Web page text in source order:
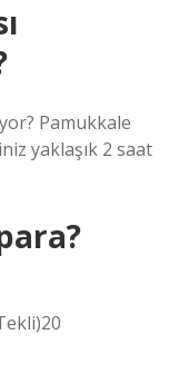
Pamukkale
yaklaşık 2 saat